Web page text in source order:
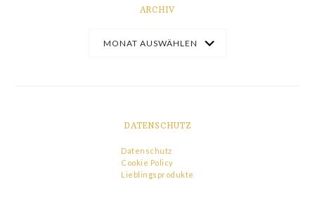
ARCHIV
DATENSCHUTZ
Datenschutz
Cookie Policy
Lieblingsprodukte